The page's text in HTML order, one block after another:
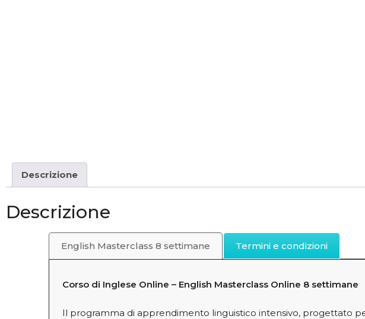
Descrizione
Descrizione
English Masterclass 8 settimane Termini e condizioni
Corso di Inglese Online – English Masterclass Online 8 settimane
Il programma di apprendimento linguistico intensivo, progettato